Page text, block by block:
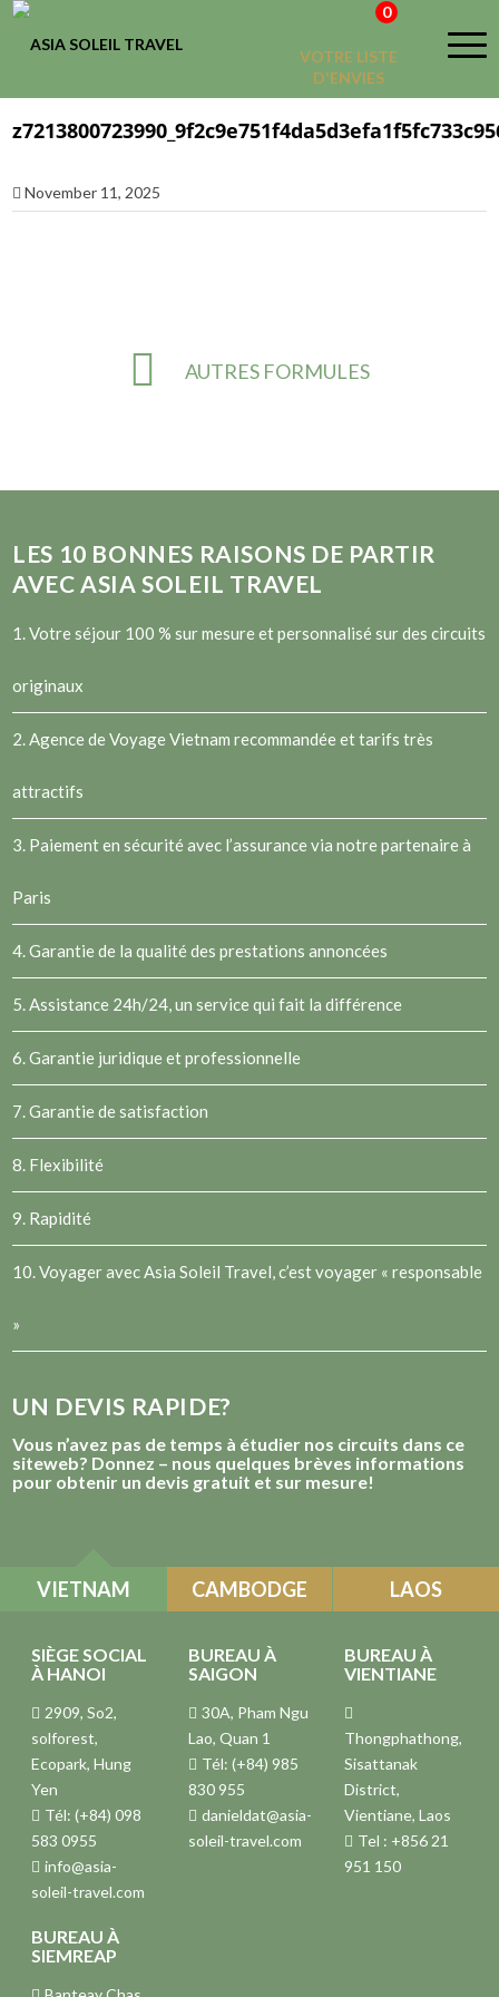
VOTRE LISTE
D'ENVIES
0
November 11, 2025
AUTRES FORMULES
LES 10 BONNES RAISONS DE PARTIR
AVEC ASIA SOLEIL TRAVEL
1. Votre séjour 100 % sur mesure et personnalisé sur des circuits
originaux
2.Agence de Voyage Vietnam recommandée et tarifs très
attractifs
3. Paiement en sécurité avec l’assurance via notre partenaire à
Paris
4. Garantie de la qualité des prestations annoncées
5. Assistance 24h/24, un service qui fait la différence
6. Garantie juridique et professionnelle
7. Garantie de satisfaction
8. Flexibilité
9. Rapidité
10. Voyager avec Asia Soleil Travel, c’est voyager « responsable
»
UN DEVIS RAPIDE?
Vous n’avez pas de temps à étudier nos circuits dans ce
siteweb? Donnez – nous quelques brèves informations
pour obtenir un devis gratuit et sur mesure!
VIETNAM CAMBODGE LAOS
SIÈGE SOCIAL
À HANOI
2909, So2,
solforest,
Ecopark, Hung
Yen
Tél: (+84) 098
583 0955
info@asia-
soleil-travel.com
BUREAU À
SAIGON
30A, Pham Ngu
Lao, Quan 1
Tél: (+84) 985
830 955
danieldat@asia-
soleil-travel.com
BUREAU À
VIENTIANE
Thongphathong,
Sisattanak
District,
Vientiane, Laos
Tel : +856 21
951 150
BUREAU À
SIEMREAP